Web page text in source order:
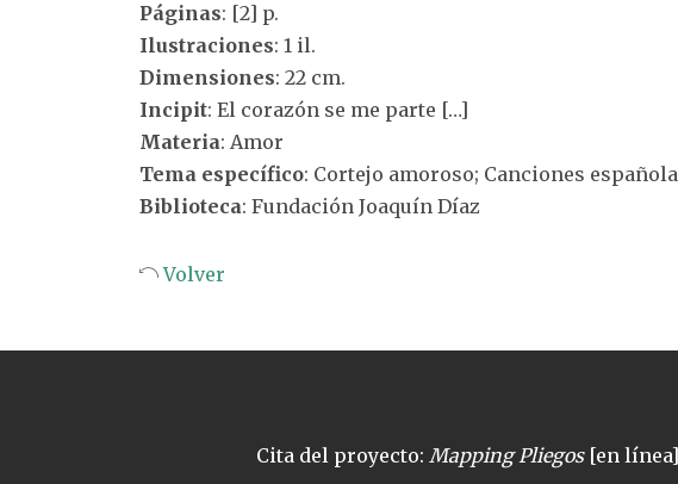
Páginas: [2] p.
Ilustraciones: 1 il.
Dimensiones: 22 cm.
Incipit: El corazón se me parte […]
Materia: Amor
Tema específico: Cortejo amoroso; Canciones
Biblioteca: Fundación Joaquín Díaz
Volver
Cita del proyecto: Mapping Pliegos[en